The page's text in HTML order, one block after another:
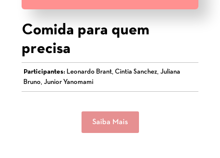
Comida para quem
precisa
Participantes: Leonardo Brant, Cintia Sanchez, Juliana
Bruno, Junior Yanomami
Saiba Mais